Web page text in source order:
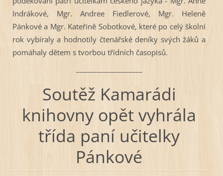
Indrákové, Mgr. Andree Fiedlerové, Mgr. Heleně
Pánkové a Mgr. Kateřině Sobotkové, které po celý školní
rok vybíraly a hodnotily čtenářské deníky svých žáků a
pomáhaly dětem s tvorbou třídních časopisů.
Soutěž Kamarádi
knihovny opět vyhrála
třída paní učitelky
Pánkové